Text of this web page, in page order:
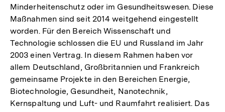
Minderheitenschutz oder im Gesundheitswesen. Diese
Maßnahmen sind seit 2014 weitgehend eingestellt
worden. Für den Bereich Wissenschaft und
Technologie schlossen die EU und Russland im Jahr
2003 einen Vertrag. In diesem Rahmen haben vor
allem Deutschland, Großbritannien und Frankreich
gemeinsame Projekte in den Bereichen Energie,
Biotechnologie, Gesundheit, Nanotechnik,
Kernspaltung und Luft- und Raumfahrt realisiert. Das